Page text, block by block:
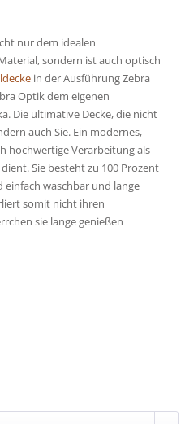
nur dem idealen
sondern ist auch optisch
in der Ausführung Zebra
Optik dem eigenen
Die ultimative Decke, die nicht
auch Sie. Ein modernes,
hochwertige Verarbeitung als
Sie besteht zu 100 Prozent
einfach waschbar und lange
somit nicht ihren
sie lange genießen